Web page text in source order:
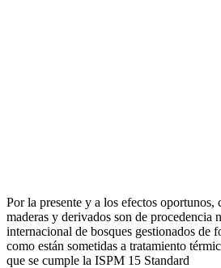
Por la presente y a los efectos oportunos,
maderas y derivados son de procedencia
internacional de bosques gestionados de
como están sometidas a tratamiento
que se cumple la ISPM 15 Standard